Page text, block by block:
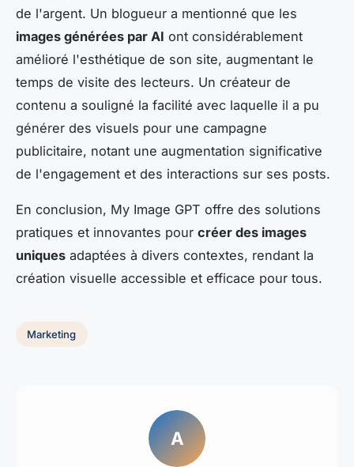
de l'argent. Un blogueur a mentionné que les
images générées par AI ont considérablement
amélioré l'esthétique de son site, augmentant le
temps de visite des lecteurs. Un créateur de
contenu a souligné la facilité avec laquelle il a pu
générer des visuels pour une campagne
publicitaire, notant une augmentation significative
de l'engagement et des interactions sur ses posts.
En conclusion, My Image GPT offre des solutions
pratiques et innovantes pour créer des images
uniques adaptées à divers contextes, rendant la
création visuelle accessible et efficace pour tous.
Marketing
A